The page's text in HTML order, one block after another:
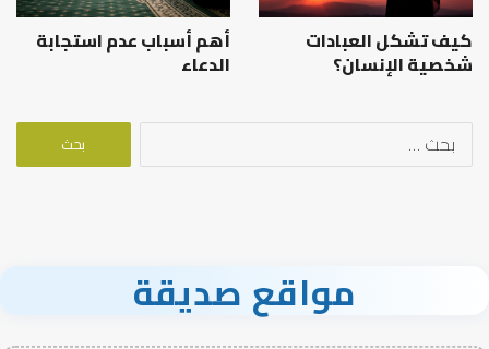
كيف تشكل العبادات
شخصية الإنسان؟
أهم أسباب عدم استجابة
الدعاء
البحث
مواقع صديقة